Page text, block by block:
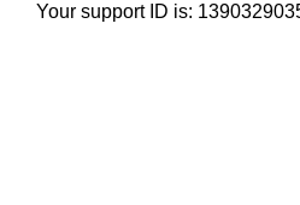
Your support ID is: